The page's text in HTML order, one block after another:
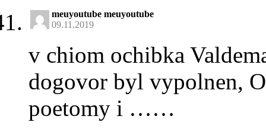
meuyoutube meuyoutube
09.11.2019
v chiom ochibka
dogovor byl vypolnen,
poetomy i ……